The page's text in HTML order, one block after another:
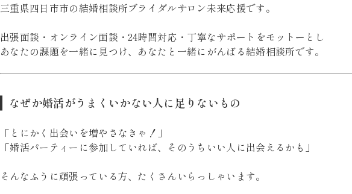
三重県四日市市の結婚相談所ブライダルサロン未来応援です。
出張面談・オンライン面談・24時間対応・丁寧なサポートをモットーとし
あなたの課題を一緒に見つけ、あなたと一緒にがんばる結婚相談所です。
なぜか婚活がうまくいかない人に足りないもの
「とにかく出会いを増やさなきゃ！」
「婚活パーティーに参加していれば、そのうちいい人に出会えるかも」
そんなふうに頑張っている方、たくさんいらっしゃいます。